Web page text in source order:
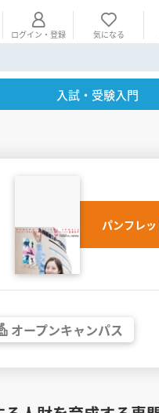
ログイン・登録 気になる
入試・受験入門
パンフレ
オープンキャンパス